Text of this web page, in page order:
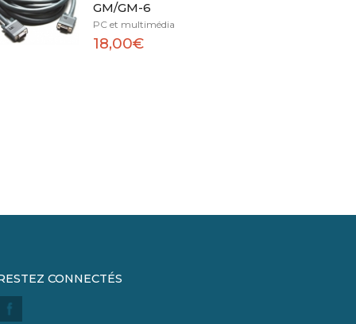
GM/GM-6
PC et multimédia
18,00€